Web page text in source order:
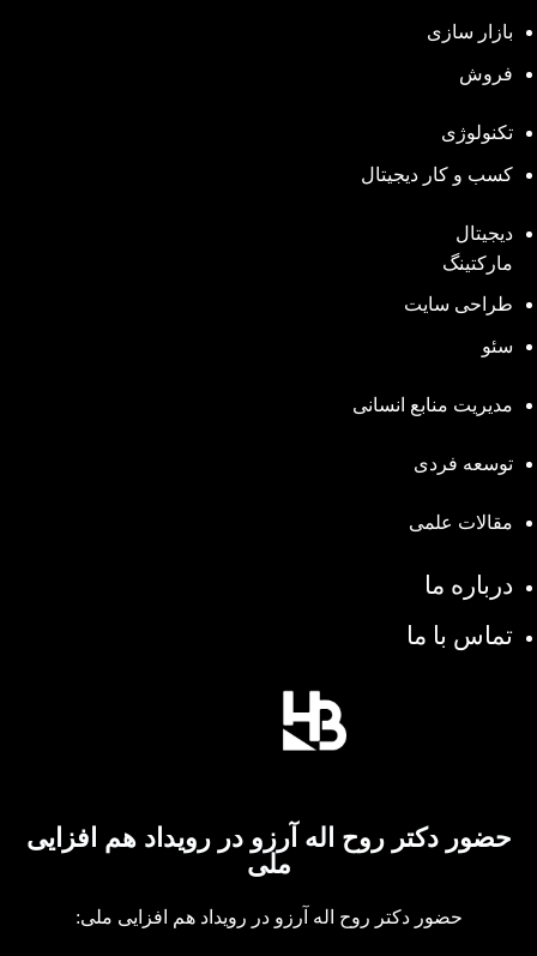
بازار سازی
فروش
تکنولوژی
کسب و کار دیجیتال
دیجیتال
مارکتینگ
طراحی سایت
سئو
مدیریت منابع انسانی
توسعه فردی
مقالات علمی
درباره ما
تماس با ما
حضور دکتر روح اله آرزو در رویداد هم افزایی
ملی
حضور دکتر روح اله آرزو در رویداد هم افزایی ملی: